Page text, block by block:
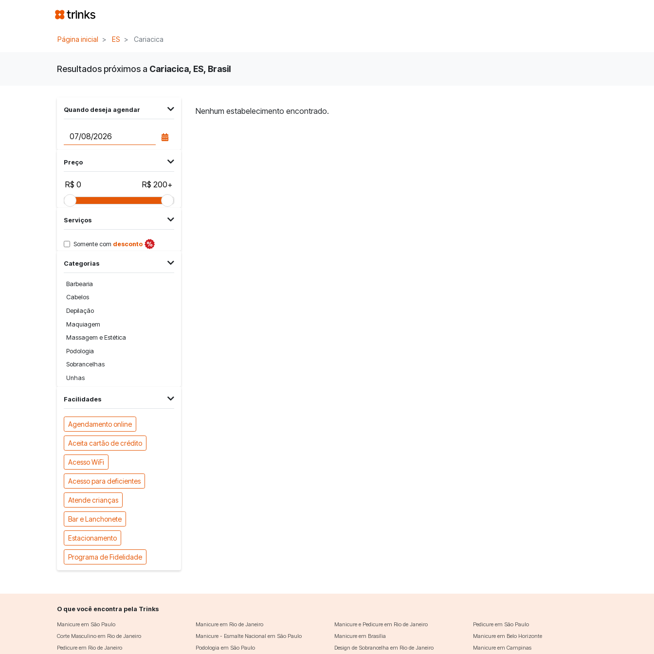
Página inicial ES Cariacica
Resultados próximos a Cariacica, ES, Brasil
Quando deseja agendar
Preço
R$ 0 R$ 200+
Serviços
Somente com desconto
Categorias
Barbearia
Cabelos
Depilação
Maquiagem
Massagem e Estética
Podologia
Sobrancelhas
Unhas
Facilidades
Agendamento online
Aceita cartão de crédito
Acesso WiFi
Acesso para deficientes
Atende crianças
Bar e Lanchonete
Estacionamento
Programa de Fidelidade
Nenhum estabelecimento encontrado.
O que você encontra pela Trinks
Manicure em São Paulo Manicure em Rio de Janeiro Manicure e Pedicure em Rio de Janeiro
Pedicure em São Paulo
Corte Masculino em Rio de Janeiro
Manicure - Esmalte Nacional em São Paulo Manicure em Brasília
Manicure em Belo Horizonte
Pedicure em Rio de Janeiro
Podologia em São Paulo Design de Sobrancelha em Rio de Janeiro Manicure em Campinas